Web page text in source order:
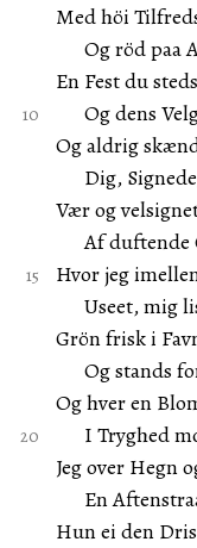
Med höi
Og röd paa
En Fest du
Og dens
Og aldrig
Dig,
Vær og
Af duftende
Hvor jeg
Useet, mig
Grön frisk i
Og stands
Og hver en
I Tryghed
Jeg over Hegn
En
Hun ei den